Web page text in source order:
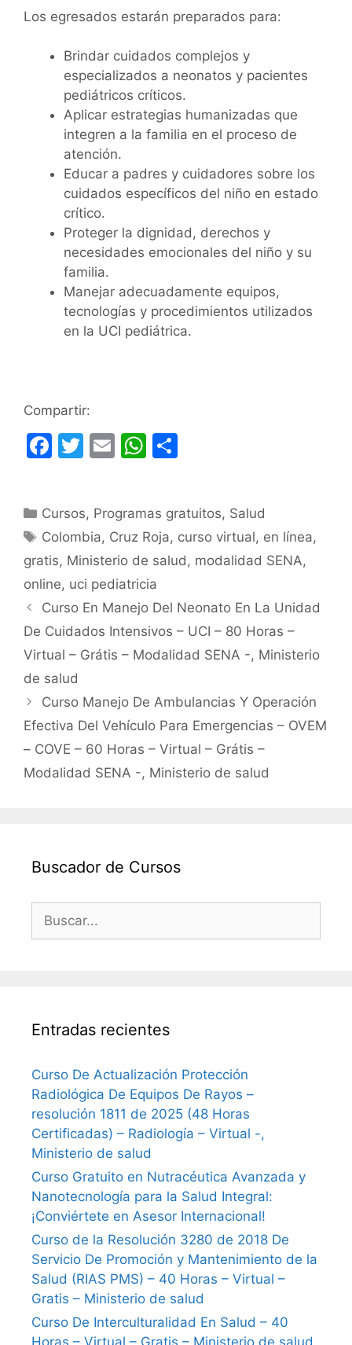
Los egresados estarán preparados para:
Brindar cuidados complejos y
especializados a neonatos y pacientes
pediátricos críticos.
Aplicar estrategias humanizadas que
integren a la familia en el proceso de
atención.
Educar a padres y cuidadores sobre los
cuidados específicos del niño en estado
crítico.
Proteger la dignidad, derechos y
necesidades emocionales del niño y su
familia.
Manejar adecuadamente equipos,
tecnologías y procedimientos utilizados
en la UCI pediátrica.
Compartir:
F
e
b
o
o
k
T
er
E
l
W
s
A
p
p
p
ar
tir
Categorías
Cursos, Programas gratuitos, Salud
Etiquetas
Colombia, Cruz Roja, curso virtual, en línea,
gratis, Ministerio de salud, modalidad SENA,
online, uci pediatricia
Curso En Manejo Del Neonato En La Unidad
De Cuidados Intensivos – UCI – 80 Horas –
Virtual – Grátis – Modalidad SENA -, Ministerio
de salud
Curso Manejo De Ambulancias Y Operación
Efectiva Del Vehículo Para Emergencias – OVEM
– COVE – 60 Horas – Virtual – Grátis –
Modalidad SENA -, Ministerio de salud
Buscador de Cursos
Buscar:
Entradas recientes
Curso De Actualización Protección
Radiológica De Equipos De Rayos –
resolución 1811 de 2025 (48 Horas
Certificadas) – Radiología – Virtual -,
Ministerio de salud
Curso Gratuito en Nutracéutica Avanzada y
Nanotecnología para la Salud Integral:
¡Conviértete en Asesor Internacional!
Curso de la Resolución 3280 de 2018 De
Servicio De Promoción y Mantenimiento de la
Salud (RIAS PMS) – 40 Horas – Virtual –
Gratis – Ministerio de salud
Curso De Interculturalidad En Salud – 40